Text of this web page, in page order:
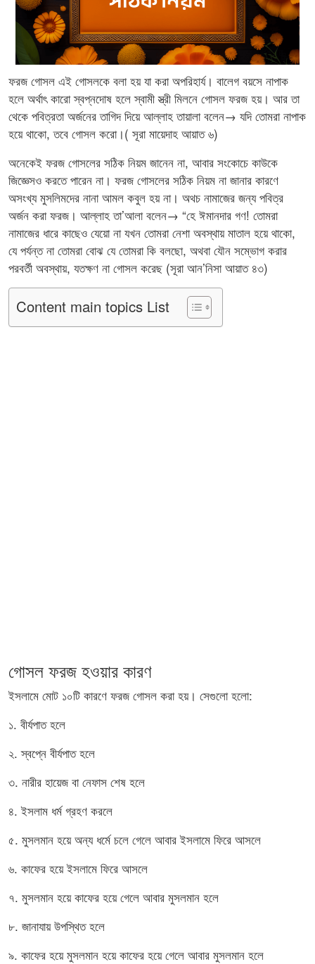
ফরজ গোসল এই গোসলকে বলা হয় যা করা অপরিহার্য। বালেগ বয়সে নাপাক
হলে অর্থাৎ কারো স্বপ্নদোষ হলে স্বামী স্ত্রী মিলনে গোসল ফরজ হয়। আর তা
থেকে পবিত্রতা অর্জনের তাগিদ দিয়ে আল্লাহ তায়ালা বলেন→ যদি তোমরা নাপাক
হয়ে থাকো, তবে গোসল করো।( সূরা মায়েদাহ আয়াত ৬)
অনেকেই ফরজ গোসলের সঠিক নিয়ম জানেন না, আবার সংকোচে কাউকে
জিজ্ঞেসও করতে পারেন না। ফরজ গোসলের সঠিক নিয়ম না জানার কারণে
অসংখ্য মুসলিমদের নানা আমল কবুল হয় না। অথচ নামাজের জন্য পবিত্র
অর্জন করা ফরজ। আল্লাহ তা’আলা বলেন→ “হে ঈমানদার গণ! তোমরা
নামাজের ধারে কাছেও যেয়ো না যখন তোমরা নেশা অবস্থায় মাতাল হয়ে থাকো,
যে পর্যন্ত না তোমরা বোঝ যে তোমরা কি বলছো, অথবা যৌন সম্ভোগ করার
পরবর্তী অবস্থায়, যতক্ষণ না গোসল করেছ (সূরা আন’নিসা আয়াত ৪৩)
Content main topics List
গোসল ফরজ হওয়ার কারণ
ইসলামে মোট ১০টি কারণে ফরজ গোসল করা হয়। সেগুলো হলো:
১. বীর্যপাত হলে
২. স্বপ্নে বীর্যপাত হলে
৩. নারীর হায়েজ বা নেফাস শেষ হলে
৪. ইসলাম ধর্ম গ্রহণ করলে
৫. মুসলমান হয়ে অন্য ধর্মে চলে গেলে আবার ইসলামে ফিরে আসলে
৬. কাফের হয়ে ইসলামে ফিরে আসলে
৭. মুসলমান হয়ে কাফের হয়ে গেলে আবার মুসলমান হলে
৮. জানাযায় উপস্থিত হলে
৯. কাফের হয়ে মুসলমান হয়ে কাফের হয়ে গেলে আবার মুসলমান হলে